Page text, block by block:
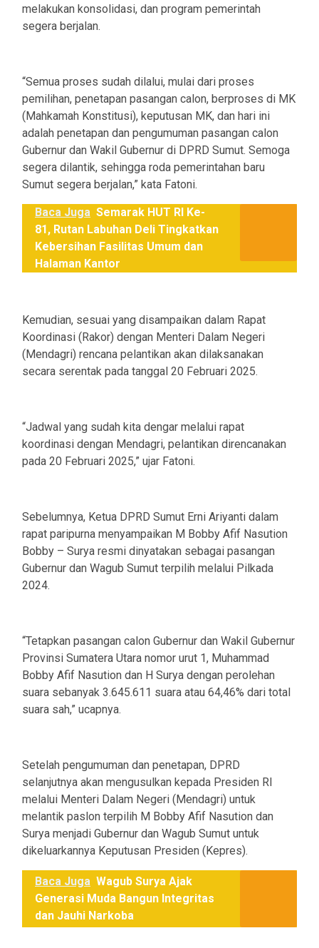
melakukan konsolidasi, dan program pemerintah
segera berjalan.
“Semua proses sudah dilalui, mulai dari proses
pemilihan, penetapan pasangan calon, berproses di MK
(Mahkamah Konstitusi), keputusan MK, dan hari ini
adalah penetapan dan pengumuman pasangan calon
Gubernur dan Wakil Gubernur di DPRD Sumut. Semoga
segera dilantik, sehingga roda pemerintahan baru
Sumut segera berjalan,” kata Fatoni.
Baca Juga Semarak HUT RI Ke-
81, Rutan Labuhan Deli Tingkatkan
Kebersihan Fasilitas Umum dan
Halaman Kantor
Kemudian, sesuai yang disampaikan dalam Rapat
Koordinasi (Rakor) dengan Menteri Dalam Negeri
(Mendagri) rencana pelantikan akan dilaksanakan
secara serentak pada tanggal 20 Februari 2025.
“Jadwal yang sudah kita dengar melalui rapat
koordinasi dengan Mendagri, pelantikan direncanakan
pada 20 Februari 2025,” ujar Fatoni.
Sebelumnya, Ketua DPRD Sumut Erni Ariyanti dalam
rapat paripurna menyampaikan M Bobby Afif Nasution
Bobby – Surya resmi dinyatakan sebagai pasangan
Gubernur dan Wagub Sumut terpilih melalui Pilkada
2024.
“Tetapkan pasangan calon Gubernur dan Wakil Gubernur
Provinsi Sumatera Utara nomor urut 1, Muhammad
Bobby Afif Nasution dan H Surya dengan perolehan
suara sebanyak 3.645.611 suara atau 64,46% dari total
suara sah,” ucapnya.
Setelah pengumuman dan penetapan, DPRD
selanjutnya akan mengusulkan kepada Presiden RI
melalui Menteri Dalam Negeri (Mendagri) untuk
melantik paslon terpilih M Bobby Afif Nasution dan
Surya menjadi Gubernur dan Wagub Sumut untuk
dikeluarkannya Keputusan Presiden (Kepres).
Baca Juga Wagub Surya Ajak
Generasi Muda Bangun Integritas
dan Jauhi Narkoba